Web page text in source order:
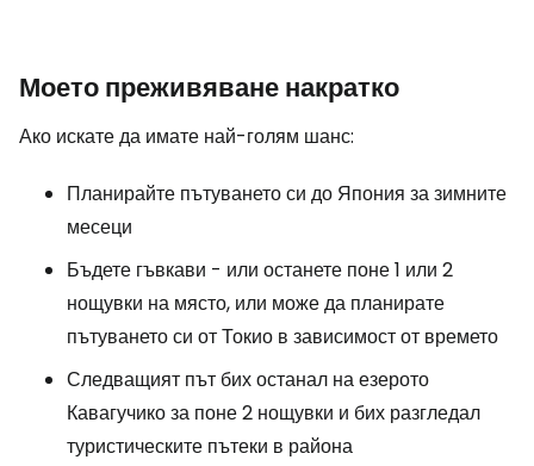
Моето преживяване накратко
Ако искате да имате най-голям шанс:
Планирайте пътуването си до Япония за зимните
месеци
Бъдете гъвкави - или останете поне 1 или 2
нощувки на място, или може да планирате
пътуването си от Токио в зависимост от времето
Следващият път бих останал на езерото
Кавагучико за поне 2 нощувки и бих разгледал
туристическите пътеки в района